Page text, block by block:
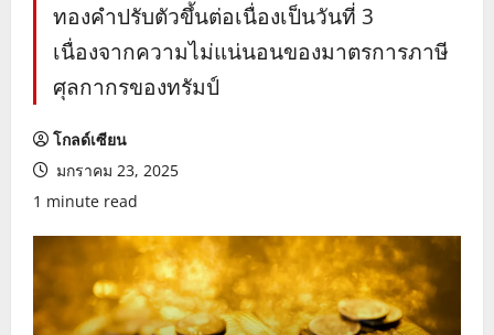
ทองคำปรับตัวขึ้นต่อเนื่องเป็นวันที่ 3
เนื่องจากความไม่แน่นอนของมาตรการภาษี
ศุลกากรของทรัมป์
โกลด์เซียน
มกราคม 23, 2025
1 minute read